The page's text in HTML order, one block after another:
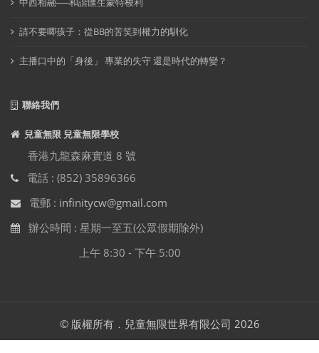
請不要唧孩子：從BB的苦笑到權力的馴化
主播口中的「身後」 專業的失守 還是時代的轉變？
聯絡我們
兒童無限 兒童無限學校
香港九龍森麻實道 8 號
電話 : (852) 35896366
電郵 : infinitycw@gmail.com
辦公時間 : 星期一至五(公眾假期除外)
上午 8:30 - 下午 5:00
© 版權所有．兒童無限世界有限公司 2026